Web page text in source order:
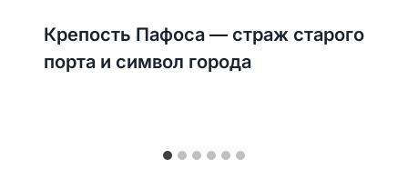
Крепость Пафоса — страж старого
порта и символ города